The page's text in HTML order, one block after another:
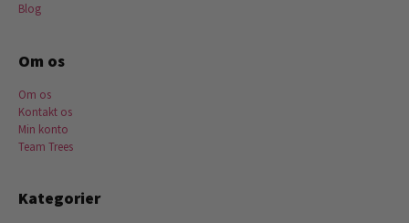
Blog
Om os
Om os
Kontakt os
Min konto
Team Trees
Kategorier